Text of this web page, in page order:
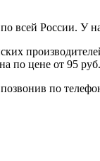
всей России. У
цене от 95
по